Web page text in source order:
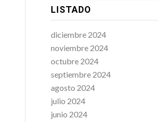
LISTADO
diciembre 2024
noviembre 2024
octubre 2024
septiembre 2024
agosto 2024
julio 2024
junio 2024